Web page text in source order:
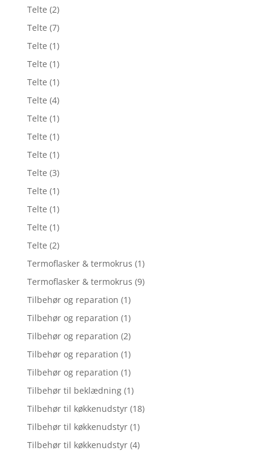
Telte (2)
Telte (7)
Telte (1)
Telte (1)
Telte (1)
Telte (4)
Telte (1)
Telte (1)
Telte (1)
Telte (3)
Telte (1)
Telte (1)
Telte (1)
Telte (2)
Termoflasker & termokrus (1)
Termoflasker & termokrus (9)
Tilbehør og reparation (1)
Tilbehør og reparation (1)
Tilbehør og reparation (2)
Tilbehør og reparation (1)
Tilbehør og reparation (1)
Tilbehør til beklædning (1)
Tilbehør til køkkenudstyr (18)
Tilbehør til køkkenudstyr (1)
Tilbehør til køkkenudstyr (4)